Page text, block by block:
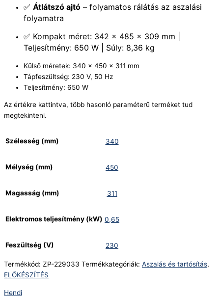
✅ Átlátszó ajtó – folyamatos rálátás az aszalási
folyamatra
✅ Kompakt méret: 342 × 485 × 309 mm |
Teljesítmény: 650 W | Súly: 8,36 kg
Külső méretek: 340 x 450 x 311 mm
Tápfeszültség: 230 V, 50 Hz
Teljesítmény: 650 W
Az értékre kattintva, több hasonló paraméterű terméket tud
megtekinteni.
Szélesség (mm) 340
Mélység (mm) 450
Magasság (mm) 311
Elektromos teljesítmény (kW) 0,65
Feszültség (V) 230
Termékkód: ZP-229033 Termékkategóriák: Aszalás és tartósítás,
ELŐKÉSZÍTÉS
Hendi